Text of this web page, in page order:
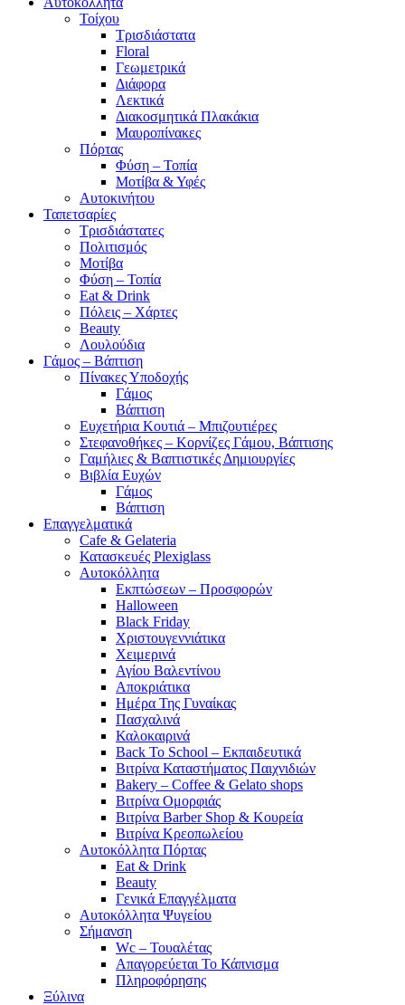
Τοίχου
Τρισδιάστατα
Floral
Γεωμετρικά
Διάφορα
Λεκτικά
Διακοσμητικά Πλακάκια
Μαυροπίνακες
Πόρτας
Φύση – Τοπία
Μοτίβα & Υφές
Αυτοκινήτου
Ταπετσαρίες
Τρισδιάστατες
Πολιτισμός
Μοτίβα
Φύση – Τοπία
Eat & Drink
Πόλεις – Χάρτες
Beauty
Λουλούδια
Γάμος – Βάπτιση
Πίνακες Υποδοχής
Γάμος
Βάπτιση
Ευχετήρια Κουτιά – Μπιζουτιέρες
Στεφανοθήκες – Κορνίζες Γάμου, Βάπτισης
Γαμήλιες & Βαπτιστικές Δημιουργίες
Βιβλία Ευχών
Γάμος
Βάπτιση
Επαγγελματικά
Cafe & Gelateria
Κατασκευές Plexiglass
Αυτοκόλλητα
Εκπτώσεων – Προσφορών
Halloween
Black Friday
Χριστουγεννιάτικα
Χειμερινά
Αγίου Βαλεντίνου
Αποκριάτικα
Ημέρα Της Γυναίκας
Πασχαλινά
Καλοκαιρινά
Back To School – Εκπαιδευτικά
Βιτρίνα Καταστήματος Παιχνιδιών
Bakery – Coffee & Gelato shops
Βιτρίνα Ομορφιάς
Βιτρίνα Barber Shop & Κουρεία
Βιτρίνα Κρεοπωλείου
Αυτοκόλλητα Πόρτας
Eat & Drink
Beauty
Γενικά Επαγγέλματα
Αυτοκόλλητα Ψυγείου
Σήμανση
Wc – Τουαλέτας
Απαγορεύεται Το Κάπνισμα
Πληροφόρησης
Ξύλινα